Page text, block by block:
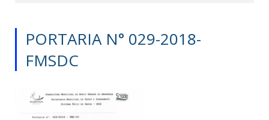
PORTARIA N° 029-2018-
FMSDC